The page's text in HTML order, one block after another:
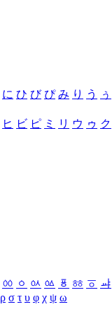
に ひ び ぴ み り う ぅ
ヒ ビ ピ ミ リ ウ ゥ ク
ㆀ ㆁ ㆂ ㆃ ㆄ ㆅ ㆆ ㆇ
ρ σ τ υ φ χ ψ ω